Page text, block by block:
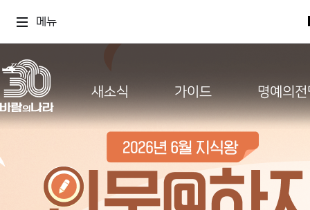
메뉴
새소식 가이드 명예의